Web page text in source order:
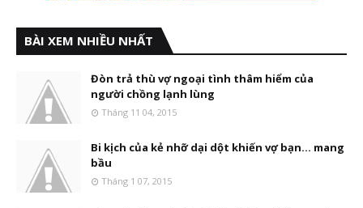
BÀI XEM NHIỀU NHẤT
Đòn trả thù vợ ngoại tình thâm hiểm của
người chồng lạnh lùng
Tháng 11 04, 2015
Bi kịch của kẻ nhỡ dại dột khiến vợ bạn... mang
bầu
Tháng 1 07, 2015